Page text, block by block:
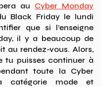
au Cyber Monday
Black Friday le lundi
que si l’enseigne
il y a beaucoup de
au rendez-vous. Alors,
tu puisses continuer à
toute la Cyber
catégorie mode et